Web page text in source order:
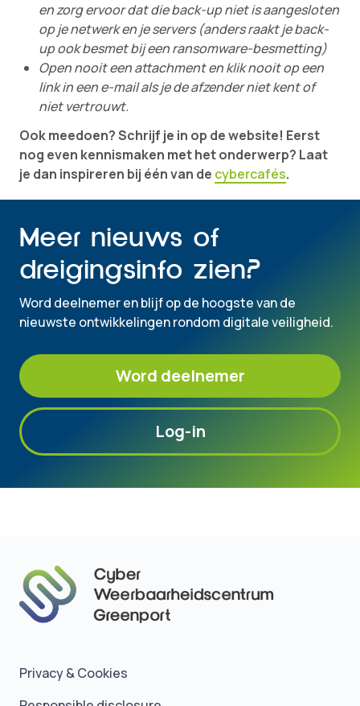
en zorg ervoor dat die back-up niet is aangesloten
op je netwerk en je servers (anders raakt je back-
up ook besmet bij een ransomware-besmetting)
Open nooit een attachment en klik nooit op een
link in een e-mail als je de afzender niet kent of
niet vertrouwt.
Ook meedoen? Schrijf je in op de website! Eerst
nog even kennismaken met het onderwerp? Laat
je dan inspireren bij één van de cybercafés.
Meer nieuws of
dreigingsinfo zien?
Word deelnemer en blijf op de hoogste van de
nieuwste ontwikkelingen rondom digitale veiligheid.
Word deelnemer
Log-in
Privacy & Cookies